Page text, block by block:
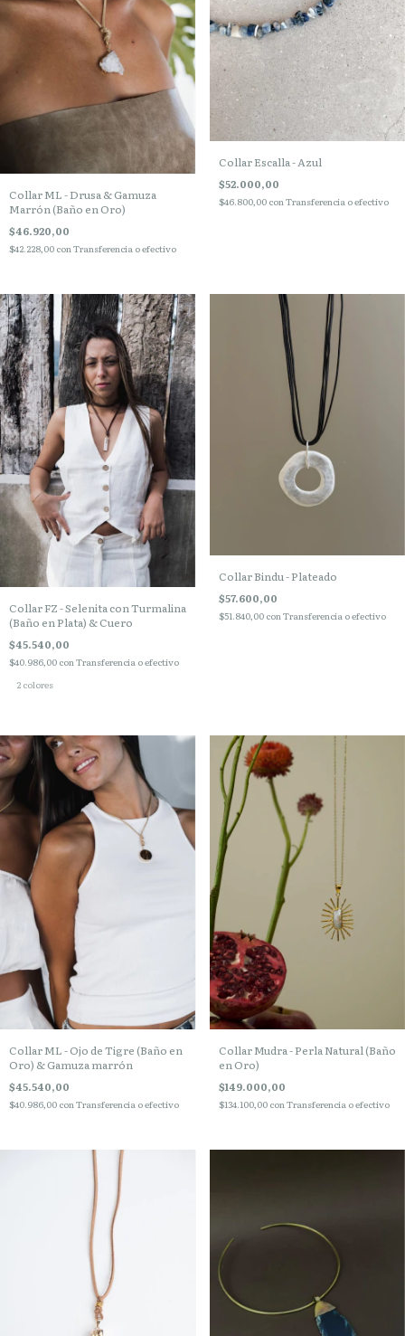
Collar ML - Drusa & Gamuza
Marrón (Baño en Oro)
$46.920,00
$42.228,00 conTransferencia o efectivo
Collar Escalla - Azul
$52.000,00
$46.800,00 conTransferencia o efectivo
Collar FZ - Selenita con Turmalina
(Baño en Plata) & Cuero
$45.540,00
$40.986,00 conTransferencia o efectivo
2 colores
Collar Bindu - Plateado
$57.600,00
$51.840,00 con Transferencia o efectivo
Collar ML - Ojo de Tigre (Baño en
Oro) & Gamuza marrón
$45.540,00
$40.986,00 con Transferencia o efectivo
Collar Mudra - Perla Natural (Baño
en Oro)
$149.000,00
$134.100,00 con Transferencia o efectivo